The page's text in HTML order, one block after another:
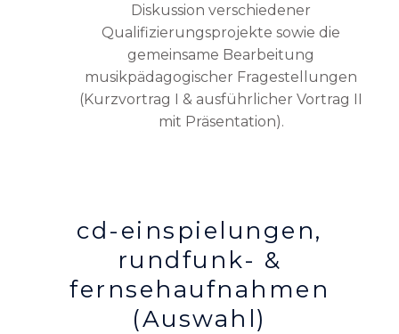
Diskussion verschiedener
Qualifizierungsprojekte sowie die
gemeinsame Bearbeitung
musikpädagogischer Fragestellungen
(Kurzvortrag I & ausführlicher Vortrag II
mit Präsentation).
cd-einspielungen,
rundfunk- &
fernsehaufnahmen
(Auswahl)